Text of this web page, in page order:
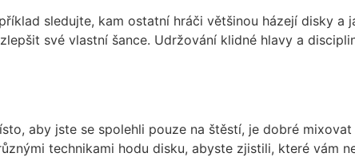
sledujte, kam ostatní hráči většinou házejí disky a
své vlastní šance. Udržování klidné hlavy a
aby jste se spolehli pouze na štěstí, je dobré
technikami hodu disku, abyste zjistili, které vám